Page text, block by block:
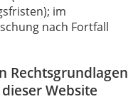
im
nach Fortfall
Rechtsgrundlagen
Website